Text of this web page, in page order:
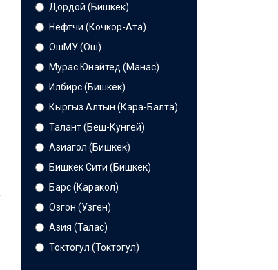
Дордой (Бишкек)
Нефтчи (Кочкор-Ата)
ОшМУ (Ош)
Мурас Юнайтед (Манас)
Илбирс (Бишкек)
Кыргыз Алтын (Кара-Балта)
Талант (Беш-Кунгей)
Азиагол (Бишкек)
Бишкек Сити (Бишкек)
Барс (Каракол)
Озгон (Узген)
Азия (Талас)
Токтогул (Токтогул)